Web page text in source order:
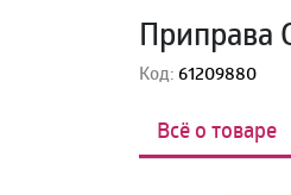
Приправа
Код: 61209880
Всё о товаре